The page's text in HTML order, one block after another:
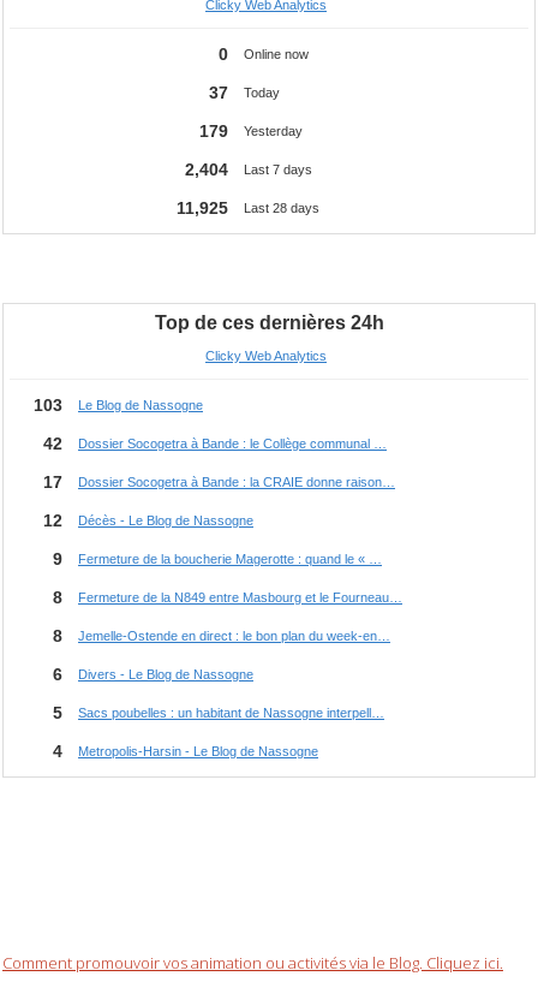
Comment promouvoir vos animation ou activités via le Blog. Cliquez ici.